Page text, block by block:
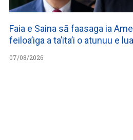
Faia e Saina sā faasaga ia
feiloa’iga a ta’ita’i o atunuu e lua
07/08/2026